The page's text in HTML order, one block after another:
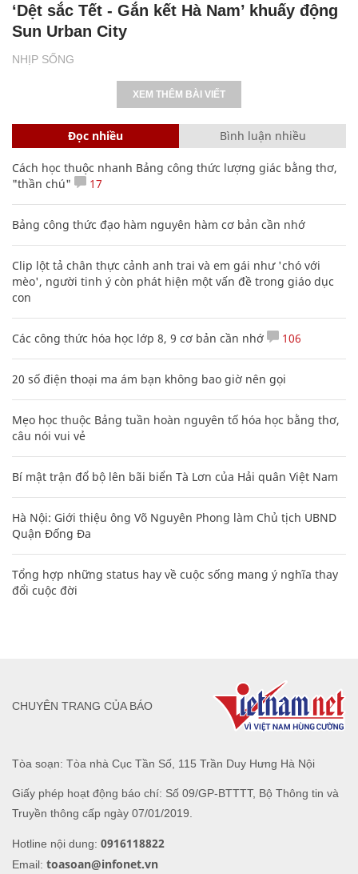
NHỊP SỐNG
‘Dệt sắc Tết - Gắn kết Hà Nam’ khuấy động
Sun Urban City
XEM THÊM BÀI VIẾT
Đọc nhiều Bình luận nhiều
Cách học thuộc nhanh Bảng công thức lượng giác bằng thơ,
"thần chú"
17
Bảng công thức đạo hàm nguyên hàm cơ bản cần nhớ
Clip lột tả chân thực cảnh anh trai và em gái như 'chó với
mèo', người tinh ý còn phát hiện một vấn đề trong giáo dục
con
Các công thức hóa học lớp 8, 9 cơ bản cần nhớ 106
20 số điện thoại ma ám bạn không bao giờ nên gọi
Mẹo học thuộc Bảng tuần hoàn nguyên tố hóa học bằng thơ,
câu nói vui vẻ
Bí mật trận đổ bộ lên bãi biển Tà Lơn của Hải quân Việt Nam
Hà Nội: Giới thiệu ông Võ Nguyên Phong làm Chủ tịch UBND
Quận Đống Đa
Tổng hợp những status hay về cuộc sống mang ý nghĩa thay
đổi cuộc đời
Tòa soạn: Tòa nhà Cục Tần Số, 115 Trần Duy Hưng Hà Nội
Giấy phép hoạt động báo chí: Số 09/GP-BTTTT, Bộ Thông tin và
Truyền thông cấp ngày 07/01/2019.
Hotline nội dung: 0916118822
Email: toasoan@infonet.vn
CHUYÊN TRANG CỦA BÁO